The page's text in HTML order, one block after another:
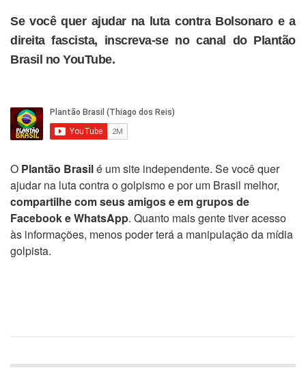
Se você quer ajudar na luta contra Bolsonaro e a
direita fascista, inscreva-se no canal do Plantão
Brasil no YouTube.
O Plantão Brasilé um site independente. Se você quer
ajudar na luta contra o golpismo e por um Brasil melhor,
compartilhe com seus amigos e em grupos de
Facebook e WhatsApp. Quanto mais gente tiver acesso
às informações, menos poder terá a manipulação da mídia
golpista.